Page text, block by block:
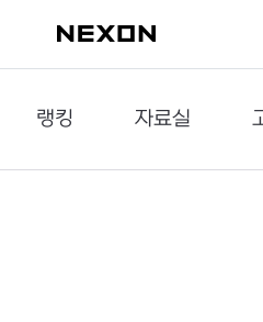
랭킹
던전랭킹
자료실
다운로드